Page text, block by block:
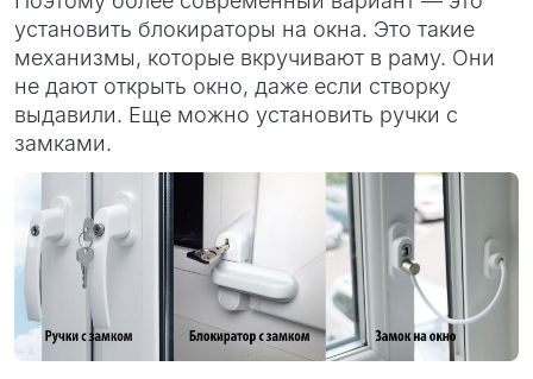
установить блокираторы на окна. Это такие
механизмы, которые вкручивают в раму. Они
не дают открыть окно, даже если створку
выдавили. Еще можно установить ручки с
замками.